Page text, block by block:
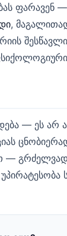
ფარავენ
,
— ეს არ
—